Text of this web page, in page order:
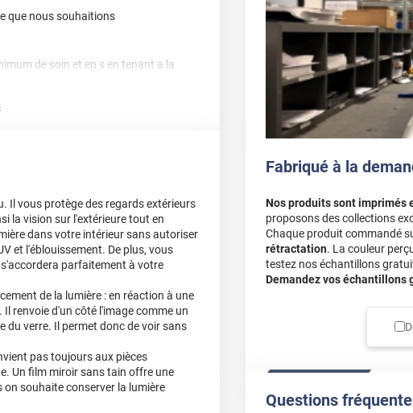
que nous souhaitions
de soin et en s en tenant a la
Il vous protège des regards extérieurs
la vision sur l'extérieure tout en
dans votre intérieur sans autoriser
et l'éblouissement. De plus, vous
parfaitement à votre
de la lumière : en réaction à une
renvoie d'un côté l'image comme un
du verre. Il permet donc de voir sans
pas toujours aux pièces
Un film miroir sans tain offre une
souhaite conserver la lumière
Fabriqué à la
Nos produits sont imprimés
proposons des collections
Chaque produit commandé
rétractation. La couleur
testez nos échantillons
Demandez vos échantillons
Questions